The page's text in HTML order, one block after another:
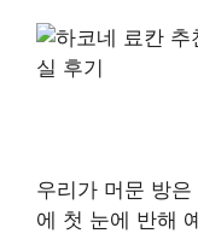
우리가 머문 방
에 첫 눈에 반해